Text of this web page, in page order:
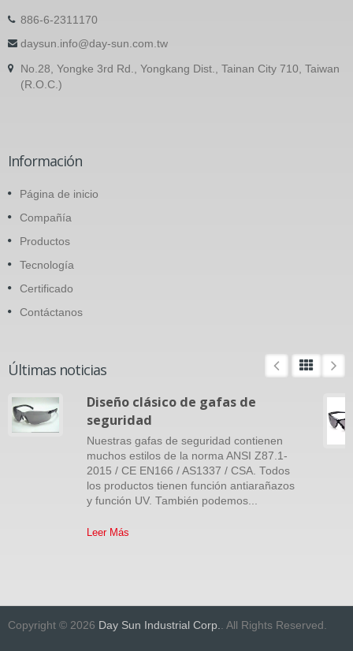
886-6-2311170
daysun.info@day-sun.com.tw
No.28, Yongke 3rd Rd., Yongkang Dist., Tainan City 710, Taiwan
(R.O.C.)
Información
Página de inicio
Compañía
Productos
Tecnología
Certificado
Contáctanos
Últimas noticias
Diseño clásico de gafas de
seguridad
Nuestras gafas de seguridad contienen
muchos estilos de la norma ANSI Z87.1-
2015 / CE EN166 / AS1337 / CSA. Todos
los productos tienen función antiarañazos
y función UV. También podemos...
Leer Más
Copyright © 2026 Day Sun Industrial Corp.. All Rights Reserved.